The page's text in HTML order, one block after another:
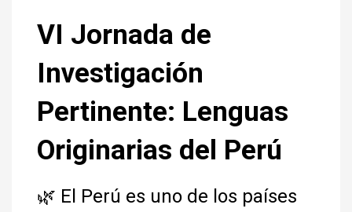
VI Jornada de
Investigación
Pertinente: Lenguas
Originarias del Perú
🌿 El Perú es uno de los países